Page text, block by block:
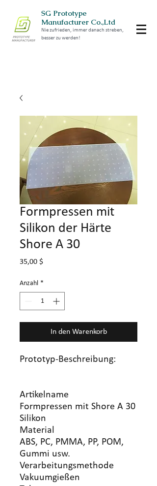
SG Prototype
Manufacturer Co.,Ltd
Nie zufrieden, immer danach streben,
besser zu werden!
Formpressen mit
Silikon der Härte
Shore A 30
35,00 $Preis
Anzahl *
In den Warenkorb
Prototyp-Beschreibung:
Artikelname
Formpressen mit Shore A 30
Silikon
Material
ABS, PC, PMMA, PP, POM,
Gummi usw.
Verarbeitungsmethode
Vakuumgießen